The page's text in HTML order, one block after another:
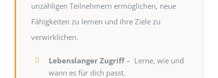
unzähligen Teilnehmern ermöglichen, neue
Fähigkeiten zu lernen und ihre Ziele zu
verwirklichen.
Lebenslanger Zugriff – Lerne, wie und
wann es für dich passt.